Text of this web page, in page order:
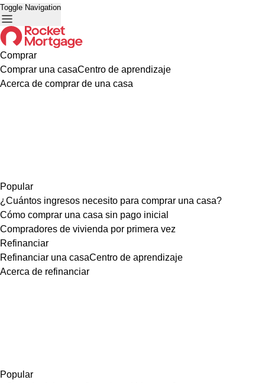
Toggle Navigation
Comprar
Comprar una casaCentro de aprendizaje
Acerca de comprar de una casa
Popular
¿Cuántos ingresos necesito para comprar una casa?
Cómo comprar una casa sin pago inicial
Compradores de vivienda por primera vez
Refinanciar
Refinanciar una casaCentro de aprendizaje
Acerca de refinanciar
Popular